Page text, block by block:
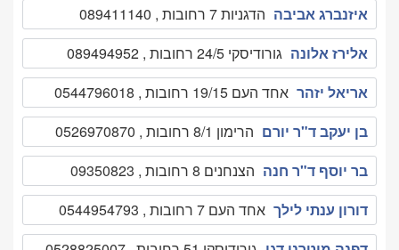
איזנברג אביבה הדגניות 7 רחובות , 089411140
אלירז אלונה גורודיסקי 24/5 רחובות , 089494952
אריאל יזהר אחד העם 19/15 רחובות , 0544796018
בן יעקב ד"ר יורם הרימון 8/1 רחובות , 0526970870
בר יוסף ד"ר חנה הצנחנים 8 רחובות , 09350823
דורון ענתי לילך אחד העם 7 רחובות , 0544954793